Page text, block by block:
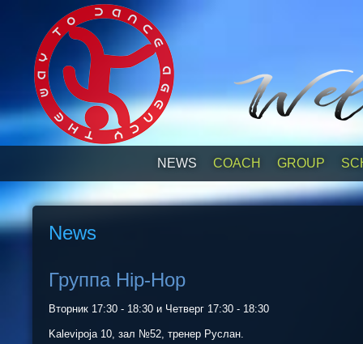
NEWS СOACH GROUP
News
Группа Hip-Hop
Вторник 17:30 - 18:30 и Четверг 17:30 - 18:30
Kalevipoja 10, зал №52, тренер Руслан.